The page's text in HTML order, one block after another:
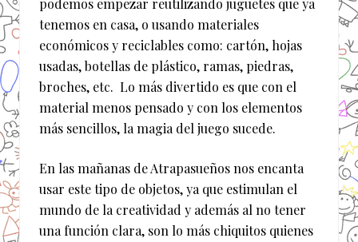
podemos empezar reutilizando juguetes que ya
tenemos en casa, o usando materiales
económicos y reciclables como: cartón, hojas
usadas, botellas de plástico, ramas, piedras,
broches, etc. Lo más divertido es que con el
material menos pensado y con los elementos
más sencillos, la magia del juego sucede.
En las mañanas de Atrapasueños nos encanta
usar este tipo de objetos, ya que estimulan el
mundo de la creatividad y además al no tener
una función clara, son lo más chiquitos quienes